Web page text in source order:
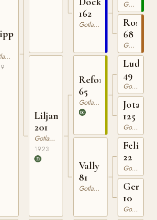
Gotlandsruss
Liljan
201
Gotlandsruss
1923
162
Gotlandsruss
Reform
65
Gotlandsruss
Vally
81
Gotlandsruss
Gotlandsruss
Rosa
68
Gotlandsruss
Ludde
49
Gotlandsruss
Jota
125
Gotlandsruss
Felix
22
Gotlandsruss
Gera
10
Gotlandsruss